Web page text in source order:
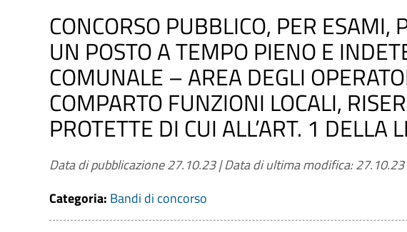
CONCORSO PUBBLICO, PER ESAMI,
UN POSTO A TEMPO PIENO E
COMUNALE – AREA DEGLI
COMPARTO FUNZIONI LOCALI,
PROTETTE DI CUI ALL’ART. 1 DELLA
Data di pubblicazione 27.10.23|Data di ultima modifica: 27.10.23
Categoria: Bandi di concorso